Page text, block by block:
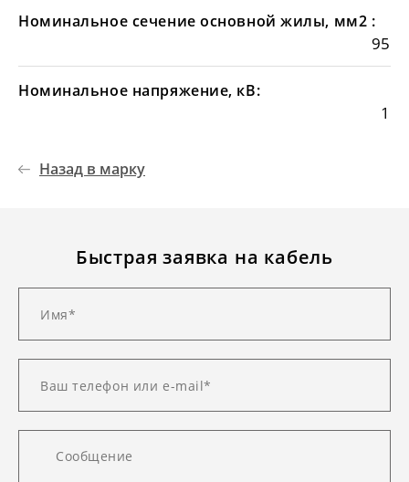
Номинальное сечение основной жилы, мм2 :
95
Номинальное напряжение, кВ:
1
Назад в марку
Быстрая заявка на кабель